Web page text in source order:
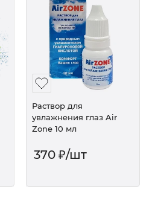
Раствор для
увлажнения глаз Air
Zone 10 мл
370₽/шт